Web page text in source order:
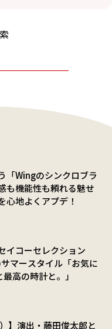
「Wingのシンクロブラ
も機能性も頼れる魅せ
心地よくアプデ！
イコーセレクション
マースタイル「お気に
高の時計と。」
）】演出・藤田俊太郎と